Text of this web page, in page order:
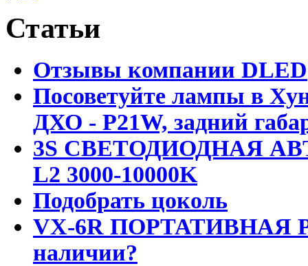
Статьи
Отзывы компании DLED
Посоветуйте лампы в
ДХО - P21W, задний
3S СВЕТОДИОДНАЯ
L2 3000-10000K
Подобрать цоколь
VX-6R ПОРТАТИВНАЯ
наличии?